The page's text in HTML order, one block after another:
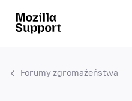
Forumy zgromaźeństwa